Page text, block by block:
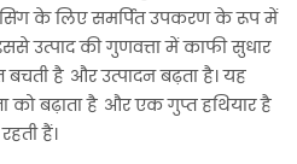
के लिए समर्पित उपकरण के रूप में
उत्पाद की गुणवत्ता में काफी सुधार
बचती है और उत्पादन बढ़ता है। यह
को बढ़ाता है और एक गुप्त हथियार है
हैं।